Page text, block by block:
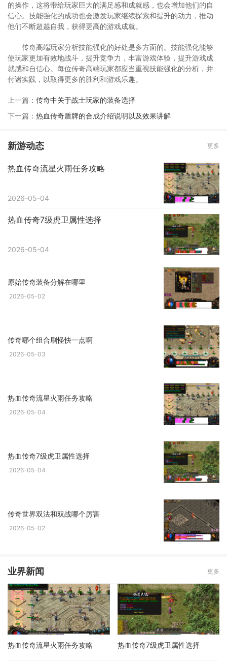
的操作，这将带给玩家巨大的满足感和成就感，也会增加他们的自
信心。技能强化的成功也会激发玩家继续探索和提升的动力，推动
他们不断超越自我，获得更高的游戏成就。
传奇高端玩家分析技能强化的好处是多方面的。技能强化能够
使玩家更加有效地战斗，提升竞争力，丰富游戏体验，提升游戏成
就感和自信心。每位传奇高端玩家都应当重视技能强化的分析，并
付诸实践，以取得更多的胜利和游戏乐趣。
上一篇： 传奇中关于战士玩家的装备选择
下一篇： 热血传奇盾牌的合成介绍说明以及效果讲解
新游动态 更多
热血传奇流星火雨任务攻略
2026-05-04
热血传奇7级虎卫属性选择
2026-05-04
原始传奇装备分解在哪里
2026-05-02
传奇哪个组合刷怪快一点啊
2026-05-03
热血传奇流星火雨任务攻略
2026-05-04
热血传奇7级虎卫属性选择
2026-05-04
传奇世界双法和双战哪个厉害
2026-05-02
业界新闻 更多
热血传奇流星火雨任务攻略 热血传奇7级虎卫属性选择